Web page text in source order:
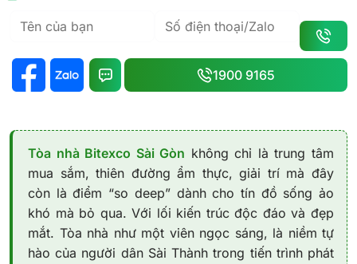
1900 9165
Tòa nhà Bitexco Sài Gòn không chỉ là trung tâm
mua sắm, thiên đường ẩm thực, giải trí mà đây
còn là điểm “so deep” dành cho tín đồ sống ảo
khó mà bỏ qua. Với lối kiến trúc độc đáo và đẹp
mắt. Tòa nhà như một viên ngọc sáng, là niềm tự
hào của người dân Sài Thành trong tiến trình phát